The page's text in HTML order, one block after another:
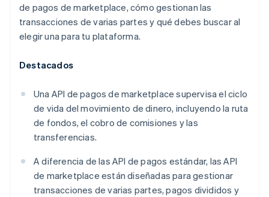
de pagos de marketplace, cómo gestionan las
transacciones de varias partes y qué debes buscar al
elegir una para tu plataforma.
Destacados
Una API de pagos de marketplace supervisa el ciclo
de vida del movimiento de dinero, incluyendo la ruta
de fondos, el cobro de comisiones y las
transferencias.
A diferencia de las API de pagos estándar, las API
de marketplace están diseñadas para gestionar
transacciones de varias partes, pagos divididos y